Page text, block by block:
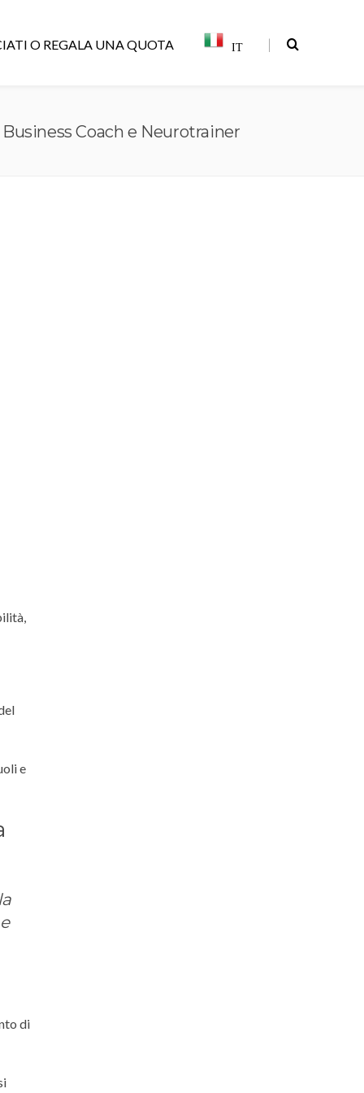
O REGALA UNA QUOTA IT |
Coach e Neurotrainer
e
di